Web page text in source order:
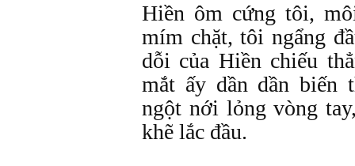
Hiền ôm cứng tôi,
mím chặt, tôi ngẩng
dỗi của Hiền chiếu
mắt ấy dần dần biến
ngột nới lỏng vòng
khẽ lắc đầu.